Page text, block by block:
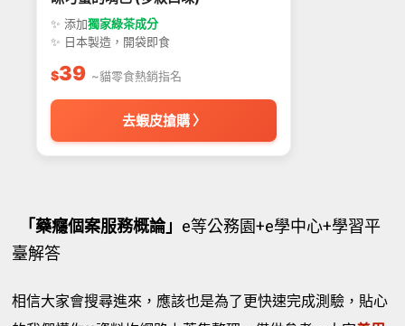
✨ 添加獨家綠茶成分
✨ 日本製造，開袋即食
$39 ~貓零食熱銷指名
去蝦皮搶購 〉
「藥癮個案服務概論」 e等公務園+e學中心+學習平
臺解答
相信大家會搜尋進來，應該也是為了更快速完成測驗，貼心